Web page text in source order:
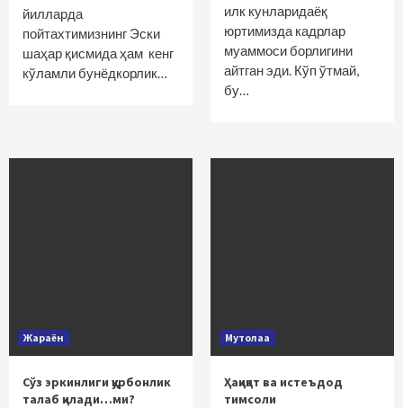
йилларда
пойтахтимизнинг Эски
шаҳар қисмида ҳам кенг
кўламли бунёдкорлик…
илк кунларидаёқ
юртимизда кадрлар
муаммоси борлигини
айтган эди. Кўп ўтмай,
бу…
Жараён
Сўз эркинлиги қурбонлик
талаб қилади…ми?
Мутолаа
Ҳақиқат ва истеъдод
тимсоли